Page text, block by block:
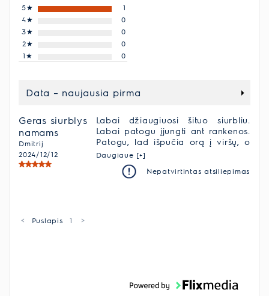
5★
1
4★
0
3★
0
2★
0
1★ 0
Data – naujausia pirma
Geras siurblys
namams
Dmitrij
2024/12/12
Labai džiaugiuosi šituo siurbliu.
Labai patogu įjungti ant rankenos.
Patogu, lad išpučia orą į viršų, o
ne iš galo. Patogus apšvietimas ir
indikacija. Smulkmena, bet patogu,
kad vamzdį galima kabinti iš
Daugiaue [+]
Nepatvirtintas atsiliepimas
< Puslapis 1 >